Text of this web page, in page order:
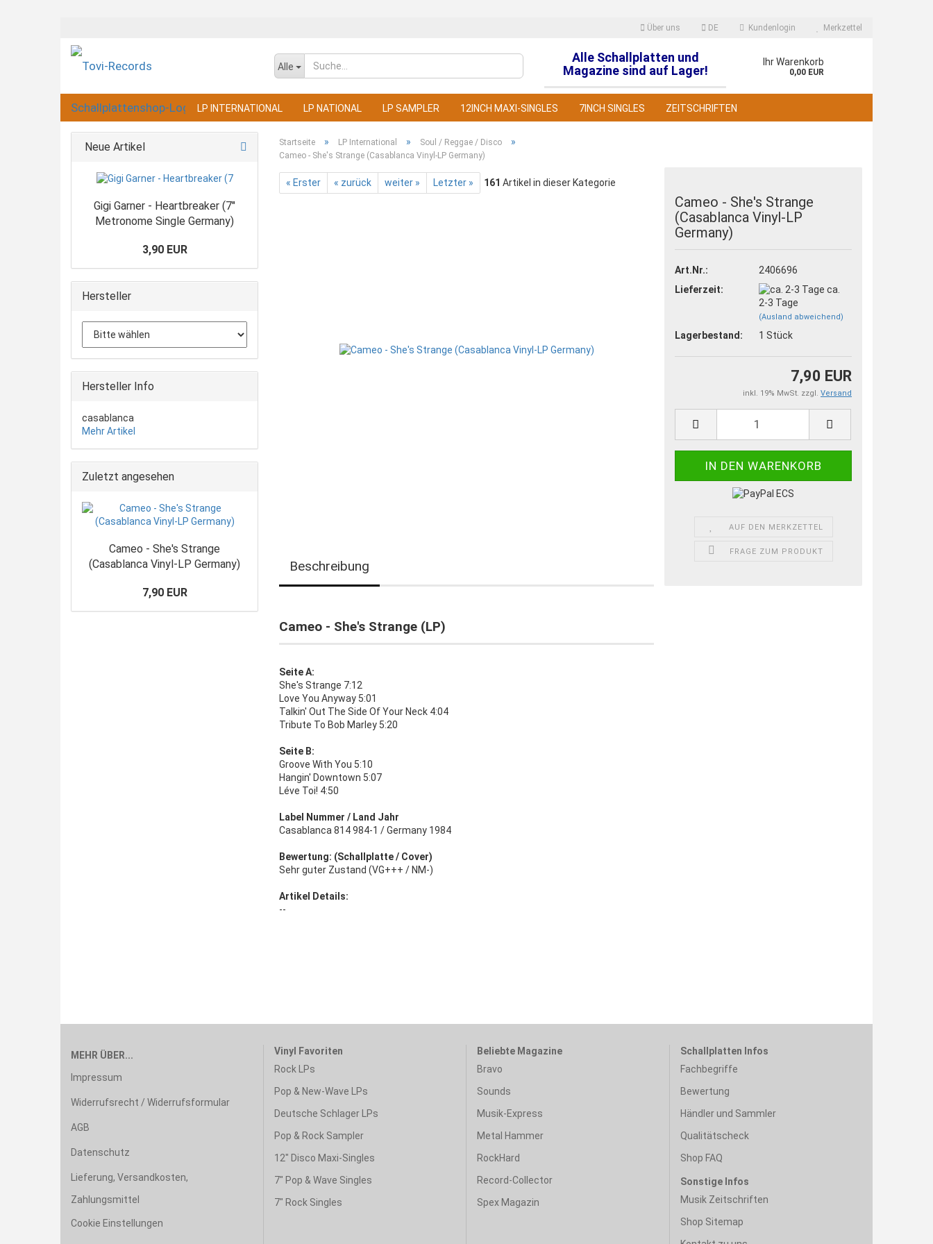
Über uns DE
Sprache auswählen
Kundenlogin
Passwort vergessen?
Merkzettel
Alle
Alle Schallplatten und
Magazine sind auf Lager!
Ihr Warenkorb
0,00 EUR
LP INTERNATIONAL LP NATIONAL LP SAMPLER 12INCH MAXI-SINGLES 7INCH SINGLES ZEITSCHRIFTEN
Startseite » LP International » Soul / Reggae / Disco »
Cameo - She's Strange (Casablanca Vinyl-LP Germany)
« Erster « zurück weiter » Letzter » 161 Artikel in dieser Kategorie
Cameo - She's Strange
(Casablanca Vinyl-LP
Germany)
Art.Nr.:
2406696
Lieferzeit:
ca.
2-3 Tage
(Ausland abweichend)
Lagerbestand: 1Stück
7,90 EUR
inkl. 19% MwSt. zzgl. Versand
AUF DEN MERKZETTEL
FRAGE ZUM PRODUKT
Beschreibung
Cameo - She's Strange (LP)
Seite A:
She's Strange 7:12
Love You Anyway 5:01
Talkin' Out The Side Of Your Neck 4:04
Tribute To Bob Marley 5:20
Seite B:
Groove With You 5:10
Hangin' Downtown 5:07
Léve Toi! 4:50
Label Nummer / Land Jahr
Casablanca 814 984-1 / Germany 1984
Bewertung: (Schallplatte / Cover)
Sehr guter Zustand (VG+++ / NM-)
Artikel Details:
--
Neue Artikel
Gigi Garner - Heartbreaker (7"
Metronome Single Germany)
3,90 EUR
Hersteller
Hersteller Info
casablanca
Mehr Artikel
Zuletzt angesehen
Cameo - She's Strange
(Casablanca Vinyl-LP Germany)
7,90 EUR
MEHR ÜBER...
Impressum
Widerrufsrecht / Widerrufsformular
AGB
Datenschutz
Lieferung, Versandkosten,
Zahlungsmittel
Cookie Einstellungen
Vinyl Favoriten
Rock LPs
Pop & New-Wave LPs
Deutsche Schlager LPs
Pop & Rock Sampler
12" Disco Maxi-Singles
7" Pop & Wave Singles
7" Rock Singles
Beliebte Magazine
Bravo
Sounds
Musik-Express
Metal Hammer
RockHard
Record-Collector
Spex Magazin
Schallplatten Infos
Fachbegriffe
Bewertung
Händler und Sammler
Qualitätscheck
Shop FAQ
Sonstige Infos
Musik Zeitschriften
Shop Sitemap